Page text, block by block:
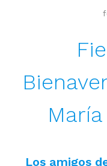
Los amigos